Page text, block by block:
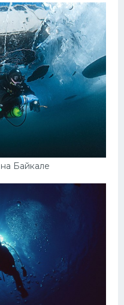
Байкале